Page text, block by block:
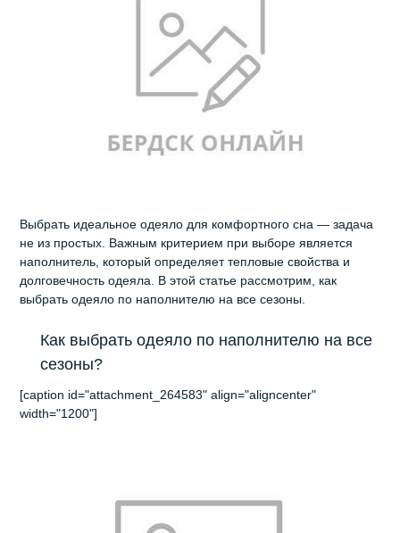
Выбрать идеальное одеяло для комфортного сна — задача
не из простых. Важным критерием при выборе является
наполнитель, который определяет тепловые свойства и
долговечность одеяла. В этой статье рассмотрим, как
выбрать одеяло по наполнителю на все сезоны.
Как выбрать одеяло по наполнителю на все
сезоны?
[caption id="attachment_264583" align="aligncenter"
width="1200"]